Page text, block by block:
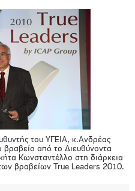
του ΥΓΕΙΑ, κ.Ανδρέας
από το Διευθύνοντα
Κωνσταντέλλο στη διάρκεια
βραβείων True Leaders 2010.